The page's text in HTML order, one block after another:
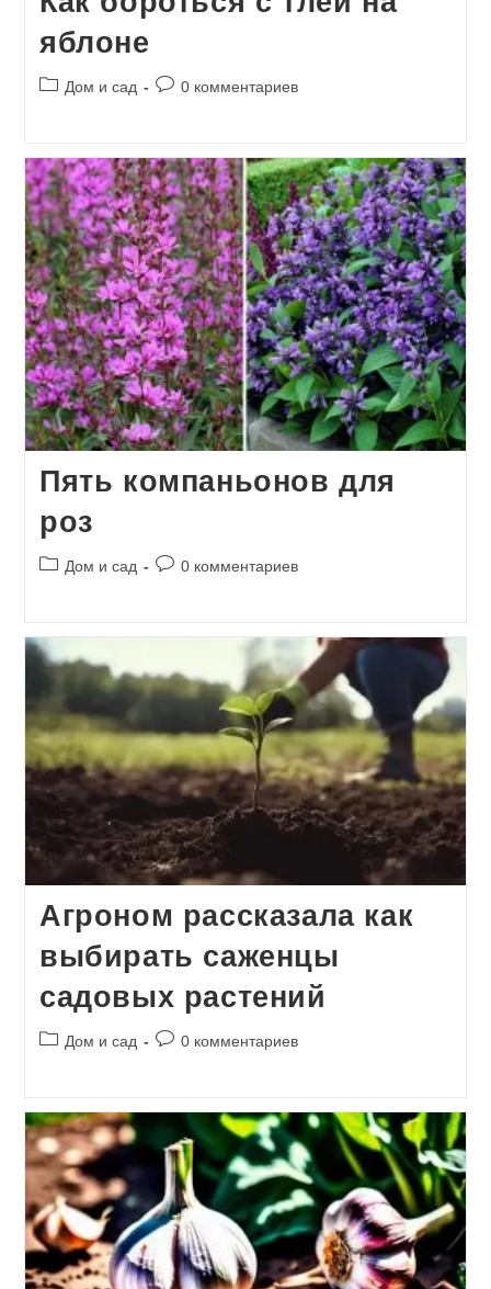
яблоне
РубрикаДом и сад
Комментарии
0 комментариев
Пять компаньонов для
роз
РубрикаДом и сад
Комментарии
0 комментариев
Агроном рассказала как
выбирать саженцы
садовых растений
РубрикаДом и сад
Комментарии
0 комментариев